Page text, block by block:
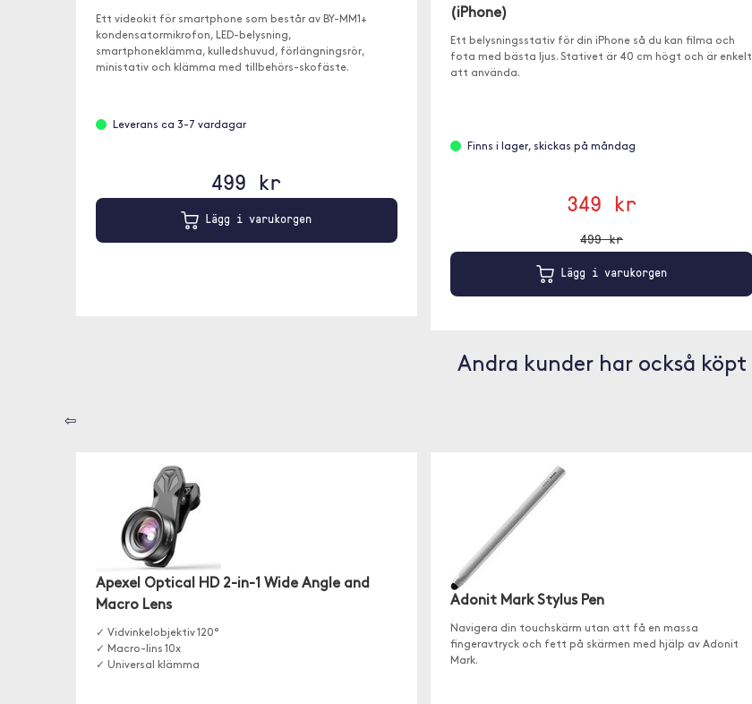
Ett videokit för smartphone som består av BY-MM1+
kondensatormikrofon, LED-belysning,
smartphoneklämma, kulledshuvud, förlängningsrör,
ministativ och klämma med tillbehörs-skofäste.
Leverans ca 3-7 vardagar
499 kr
Lägg i varukorgen
(iPhone)
Ett belysningsstativ för din iPhone så du kan filma och
fota med bästa ljus. Stativet är 40 cm högt och är enkelt
att använda.
Finns i lager, skickas på måndag
349 kr
499 kr
Lägg i varukorgen
Andra kunder har också köpt
⇦
Apexel Optical HD 2-in-1 Wide Angle and
Macro Lens
✓ Vidvinkelobjektiv 120°
✓ Macro-lins 10x
✓ Universal klämma
Adonit Mark Stylus Pen
Navigera din touchskärm utan att få en massa
fingeravtryck och fett på skärmen med hjälp av Adonit
Mark.